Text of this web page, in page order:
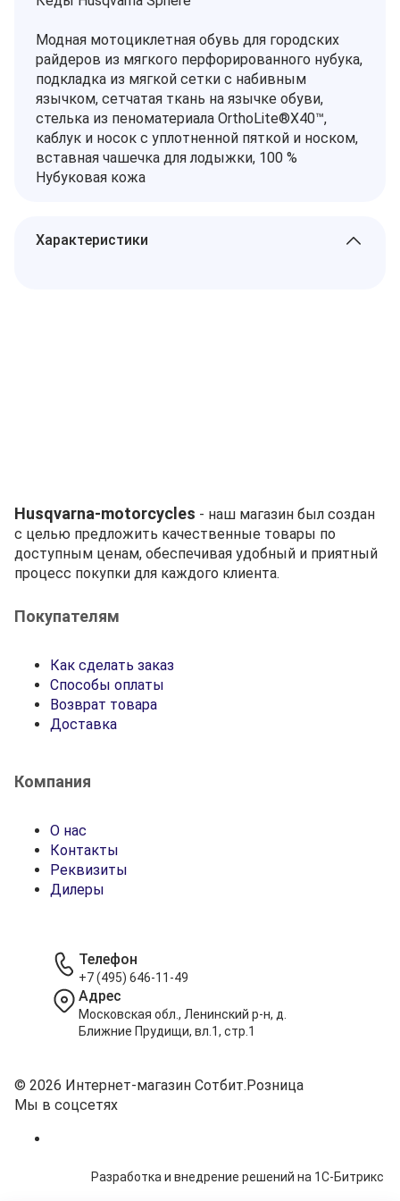
Модная мотоциклетная обувь для городских
райдеров из мягкого перфорированного нубука,
подкладка из мягкой сетки с набивным
язычком, сетчатая ткань на язычке обуви,
стелька из пеноматериала OrthoLite®X40™,
каблук и носок с уплотненной пяткой и носком,
вставная чашечка для лодыжки, 100 %
Нубуковая кожа
Характеристики
Husqvarna-motorcycles - наш магазин был создан
с целью предложить качественные товары по
доступным ценам, обеспечивая удобный и приятный
процесс покупки для каждого клиента.
Покупателям
Как сделать заказ
Способы оплаты
Возврат товара
Доставка
Компания
О нас
Контакты
Реквизиты
Дилеры
Телефон
+7 (495) 646-11-49
Адрес
Московская обл., Ленинский р-н, д.
Ближние Прудищи, вл.1, стр.1
© 2026 Интернет-магазин Сотбит.Розница
Мы в соцсетях
Разработка и внедрение решений на 1С-Битрикс